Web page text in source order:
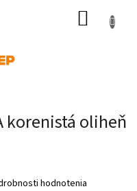
korenistá oliheň
hodnotenia